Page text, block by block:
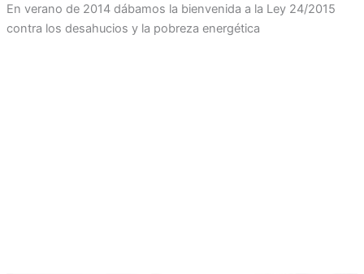
En verano de 2014 dábamos la bienvenida a la Ley 24/2015
contra los desahucios y la pobreza energética